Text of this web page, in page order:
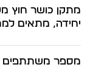
מתקן כושר חוץ
יחידה, מתאים
מספר משתתפים